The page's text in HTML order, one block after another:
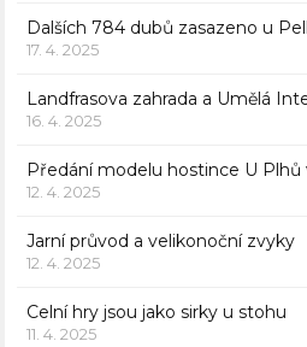
Dalších 784 dubů zasazeno u
17. 4. 2025
Landfrasova zahrada a Umělá
16. 4. 2025
Předání modelu hostince U Plhů
12. 4. 2025
Jarní průvod a velikonoční zvyky
12. 4. 2025
Celní hry jsou jako sirky u stohu
11. 4. 2025